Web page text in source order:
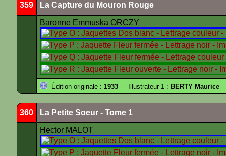
359 La Capture du Mouron Rouge
Baronne Emmuska ORCZY
Édition originale : 1933 --- Illustrateur 1 : BERTY Maurice
360 La Petite Soeur - Tome 1
Hector MALOT